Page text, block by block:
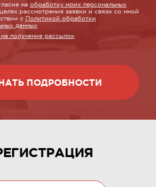
на обработку моих персональных
рассмотрения заявки и связи со мной
с Политикой обработки
данных
получение рассылок
ПОДРОБНОСТИ